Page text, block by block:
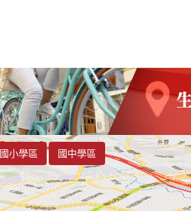
國小學區 國中學區